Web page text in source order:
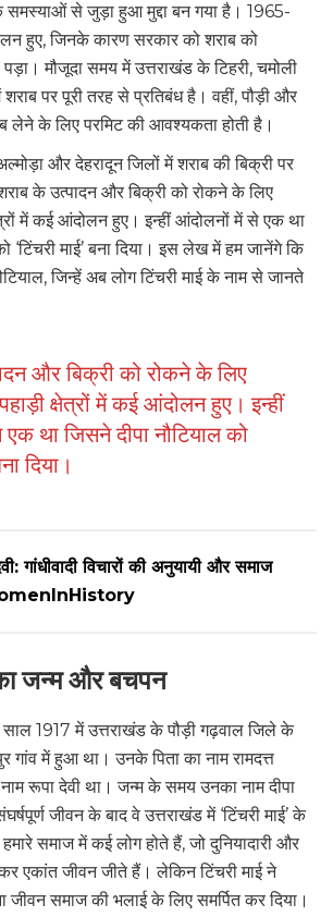
समस्याओं से जुड़ा हुआ मुद्दा बन गया है। 1965-
हुए, जिनके कारण सरकार को शराब को
पड़ा। मौजूदा समय में उत्तराखंड के टिहरी, चमोली
पर पूरी तरह से प्रतिबंध है। वहीं, पौड़ी और
लेने के लिए परमिट की आवश्यकता होती है।
और देहरादून जिलों में शराब की बिक्री पर
के उत्पादन और बिक्री को रोकने के लिए
में कई आंदोलन हुए। इन्हीं आंदोलनों में से एक था
‘टिंचरी माई’ बना दिया। इस लेख में हम जानेंगे कि
जिन्हें अब लोग टिंचरी माई के नाम से जानते
और बिक्री को रोकने के लिए
क्षेत्रों में कई आंदोलन हुए। इन्हीं
था जिसने दीपा नौटियाल को
दिया।
गांधीवादी विचारों की अनुयायी और समाज
का जन्म और बचपन
साल 1917 में उत्तराखंड के पौड़ी गढ़वाल जिले के
में हुआ था। उनके पिता का नाम रामदत्त
रूपा देवी था। जन्म के समय उनका नाम दीपा
जीवन के बाद वे उत्तराखंड में ‘टिंचरी माई’ के
समाज में कई लोग होते हैं, जो दुनियादारी और
एकांत जीवन जीते हैं। लेकिन टिंचरी माई ने
समाज की भलाई के लिए समर्पित कर दिया।